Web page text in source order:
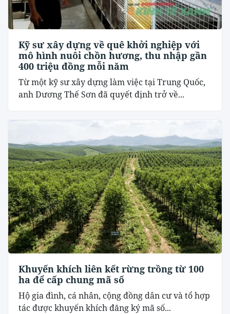
Kỹ sư xây dựng về quê khởi nghiệp với
mô hình nuôi chồn hương, thu nhập gần
400 triệu đồng mỗi năm
Từ một kỹ sư xây dựng làm việc tại Trung Quốc,
anh Dương Thế Sơn đã quyết định trở về...
Khuyến khích liên kết rừng trồng từ 100
ha để cấp chung mã số
Hộ gia đình, cá nhân, cộng đồng dân cư và tổ hợp
tác được khuyến khích đăng ký mã số...